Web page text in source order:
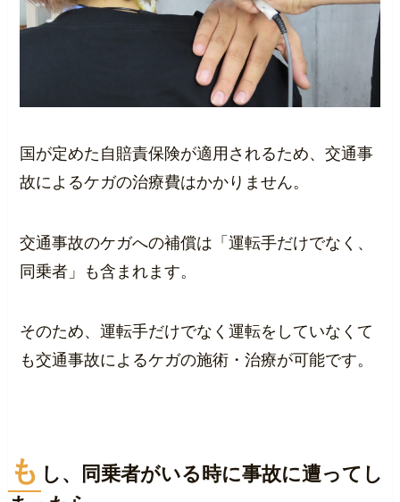
国が定めた自賠責保険が適用されるため、交通事
故によるケガの治療費はかかりません。
交通事故のケガへの補償は「運転手だけでなく、
同乗者」も含まれます。
そのため、運転手だけでなく運転をしていなくて
も交通事故によるケガの施術・治療が可能です。
も し、同乗者がいる時に事故に遭ってし